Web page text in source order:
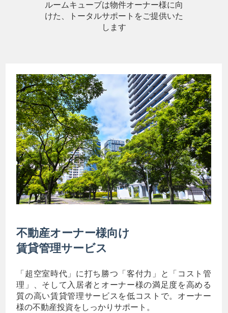
ルームキューブは物件オーナー様に向
けた、トータルサポートをご提供いた
します
不動産オーナー様向け
賃貸管理サービス
「超空室時代」に打ち勝つ「客付力」と「コスト管
理」、そして入居者とオーナー様の満足度を高める
質の高い賃貸管理サービスを低コストで。オーナー
様の不動産投資をしっかりサポート。